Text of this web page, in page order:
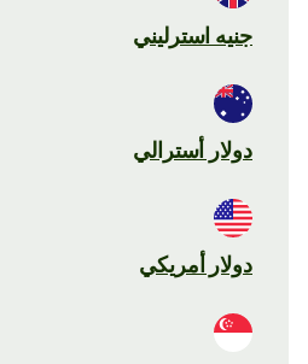
جنيه استرليني
دولار أسترالي
دولار أمريكي